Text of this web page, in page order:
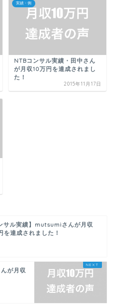
実績・例
NTBコンサル実績・田中さん
が月収10万円を達成されまし
た！
2015年11月17日
サル実績】mutsumiさんが月収
を達成されました！
が月収